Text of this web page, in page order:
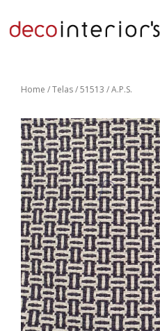
Home /Telas/ 51513 / A.P.S.